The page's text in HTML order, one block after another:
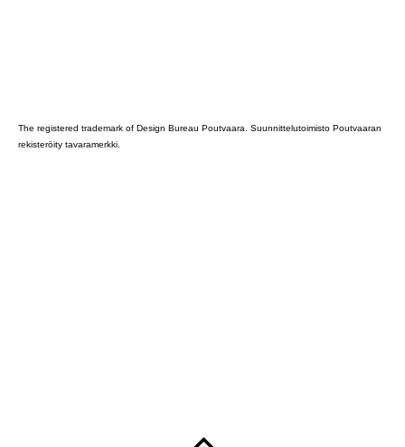
The registered trademark of Design Bureau Poutvaara. Suunnittelutoimisto Poutvaaran
rekisteröity tavaramerkki.